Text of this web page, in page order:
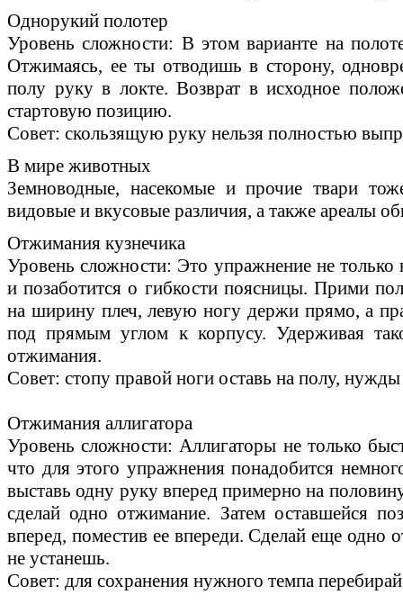
Однорукий полотер
Уровень сложности: В этом варианте на
Отжимаясь, ее ты отводишь в сторону,
полу руку в локте. Возврат в исходное
стартовую позицию.
Совет: скользящую руку нельзя полностью
В мире животных
Земноводные, насекомые и прочие твари
видовые и вкусовые различия, а также ареалы
Отжимания кузнечика
Уровень сложности: Это упражнение не
и позаботится о гибкости поясницы. Прими
на ширину плеч, левую ногу держи прямо, а
под прямым углом к корпусу. Удерживая
отжимания.
Совет: стопу правой ноги оставь на полу, нужды
Отжимания аллигатора
Уровень сложности: Аллигаторы не только
что для этого упражнения понадобится
выставь одну руку вперед примерно на
сделай одно отжимание. Затем оставшейся
вперед, поместив ее впереди. Сделай еще одно
не устанешь.
Совет: для сохранения нужного темпа